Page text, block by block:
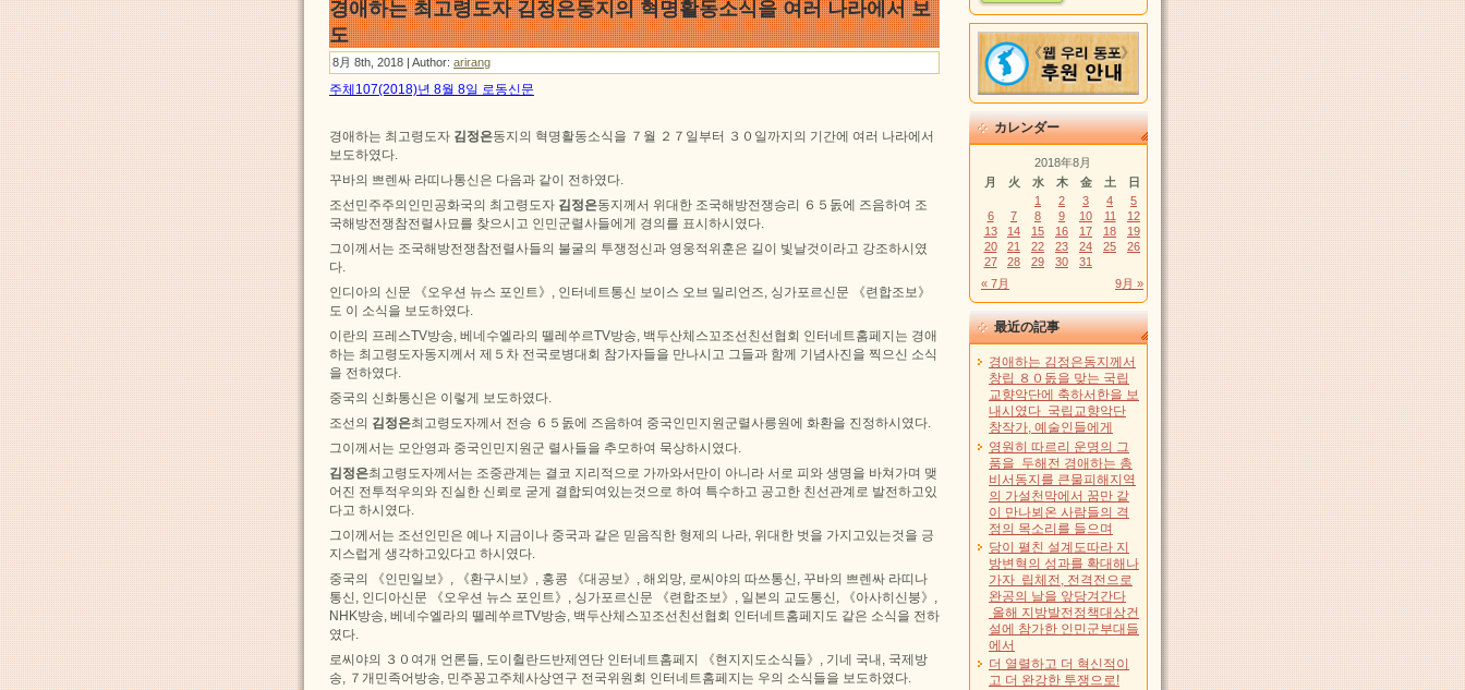
경애하는 최고령도자 김정은동지의 혁명활동소식을 여러 나라에서 보
도
8月 8th, 2018 | Author: arirang
주체107(2018)년 8월 8일 로동신문
경애하는 최고령도자 김정은동지의 혁명활동소식을 ７월 ２７일부터 ３０일까지의 기간에 여러 나라에서
보도하였다.
꾸바의 쁘렌싸 라띠나통신은 다음과 같이 전하였다.
조선민주주의인민공화국의 최고령도자 김정은동지께서 위대한 조국해방전쟁승리 ６５돐에 즈음하여 조
국해방전쟁참전렬사묘를 찾으시고 인민군렬사들에게 경의를 표시하시였다.
그이께서는 조국해방전쟁참전렬사들의 불굴의 투쟁정신과 영웅적위훈은 길이 빛날것이라고 강조하시였
다.
인디아의 신문 《오우션 뉴스 포인트》, 인터네트통신 보이스 오브 밀리언즈, 싱가포르신문 《련합조보》
도 이 소식을 보도하였다.
이란의 프레스TV방송, 베네수엘라의 뗄레쑤르TV방송, 백두산체스꼬조선친선협회 인터네트홈페지는 경애
하는 최고령도자동지께서 제５차 전국로병대회 참가자들을 만나시고 그들과 함께 기념사진을 찍으신 소식
을 전하였다.
중국의 신화통신은 이렇게 보도하였다.
조선의 김정은최고령도자께서 전승 ６５돐에 즈음하여 중국인민지원군렬사릉원에 화환을 진정하시였다.
그이께서는 모안영과 중국인민지원군 렬사들을 추모하여 묵상하시였다.
김정은최고령도자께서는 조중관계는 결코 지리적으로 가까와서만이 아니라 서로 피와 생명을 바쳐가며 맺
어진 전투적우의와 진실한 신뢰로 굳게 결합되여있는것으로 하여 특수하고 공고한 친선관계로 발전하고있
다고 하시였다.
그이께서는 조선인민은 예나 지금이나 중국과 같은 믿음직한 형제의 나라, 위대한 벗을 가지고있는것을 긍
지스럽게 생각하고있다고 하시였다.
중국의 《인민일보》, 《환구시보》, 홍콩 《대공보》, 해외망, 로씨야의 따쓰통신, 꾸바의 쁘렌싸 라띠나
통신, 인디아신문 《오우션 뉴스 포인트》, 싱가포르신문 《련합조보》, 일본의 교도통신, 《아사히신붕》,
NHK방송, 베네수엘라의 뗄레쑤르TV방송, 백두산체스꼬조선친선협회 인터네트홈페지도 같은 소식을 전하
였다.
로씨야의 ３０여개 언론들, 도이췰란드반제연단 인터네트홈페지 《현지지도소식들》, 기네 국내, 국제방
송, ７개민족어방송, 민주꽁고주체사상연구 전국위원회 인터네트홈페지는 우의 소식들을 보도하였다.
カレンダー
2018年8月
月
火 水 木 金 土 日
« 7月 9月 »
1 2 3 4
5
6
7 8 9 10 11
12
13
14 15 16 17 18
19
20
21 22 23 24 25
26
27
28 29 30 31
最近の記事
경애하는 김정은동지께서
창립 ８０돐을 맞는 국립
교향악단에 축하서한을 보
내시였다 국립교향악단
창작가, 예술인들에게
영원히 따르리 운명의 그
품을 두해전 경애하는 총
비서동지를 큰물피해지역
의 가설천막에서 꿈만 같
이 만나뵈온 사람들의 격
정의 목소리를 들으며
당이 펼친 설계도따라 지
방변혁의 성과를 확대해나
가자 립체전, 전격전으로
완공의 날을 앞당겨간다
올해 지방발전정책대상건
설에 참가한 인민군부대들
에서
더 열렬하고 더 혁신적이
고 더 완강한 투쟁으로!